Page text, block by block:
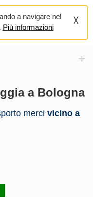
a navigare nel
Più informazioni
+
a Bologna
merci vicino a